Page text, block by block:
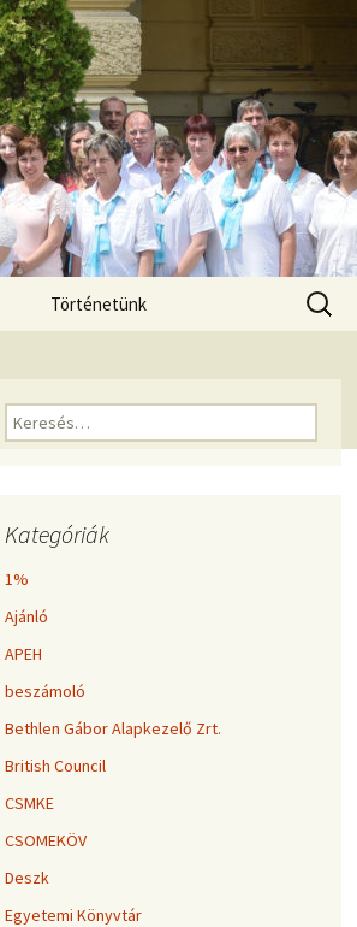
Történetünk
Keresés:
Keresés:
Kategóriák
1%
Ajánló
APEH
beszámoló
Bethlen Gábor Alapkezelő Zrt.
British Council
CSMKE
CSOMEKÖV
Deszk
Egyetemi Könyvtár